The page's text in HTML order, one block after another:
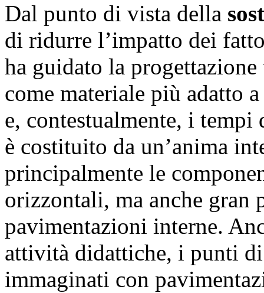
Dal punto di vista della
di ridurre l’impatto dei
ha guidato la
come materiale più adatto
e, contestualmente, i
è costituito da un’anima
principalmente le
orizzontali, ma anche gran
pavimentazioni interne.
attività didattiche, i punti
immaginati con